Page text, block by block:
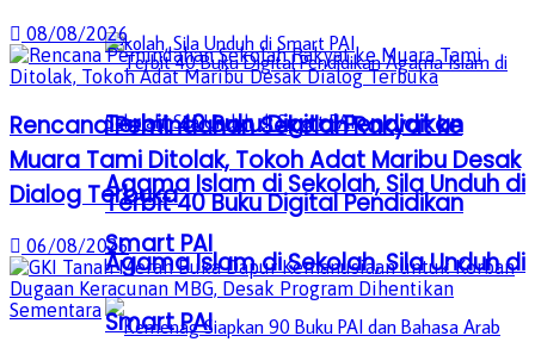
Terbit 40 Buku Digital Pendidikan
Agama Islam di Sekolah, Sila Unduh di
Smart PAI
Terbit 40 Buku Digital Pendidikan
Agama Islam di Sekolah, Sila Unduh di
Smart PAI
08/08/2026
Rencana Pemindahan Sekolah Rakyat ke
Muara Tami Ditolak, Tokoh Adat Maribu Desak
Dialog Terbuka
06/08/2026